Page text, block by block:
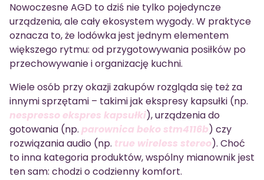
Nowoczesne AGD to dziś nie tylko pojedyncze
urządzenia, ale cały ekosystem wygody. W praktyce
oznacza to, że lodówka jest jednym elementem
większego rytmu: od przygotowywania posiłków po
przechowywanie i organizację kuchni.
Wiele osób przy okazji zakupów rozgląda się też za
innymi sprzętami – takimi jak ekspresy kapsułki (np.
nespresso ekspres kapsułki), urządzenia do
gotowania (np. parownica beko stm4116b) czy
rozwiązania audio (np. true wireless stereo). Choć
to inna kategoria produktów, wspólny mianownik jest
ten sam: chodzi o codzienny komfort.